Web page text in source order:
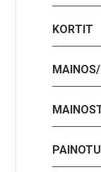
KORTIT